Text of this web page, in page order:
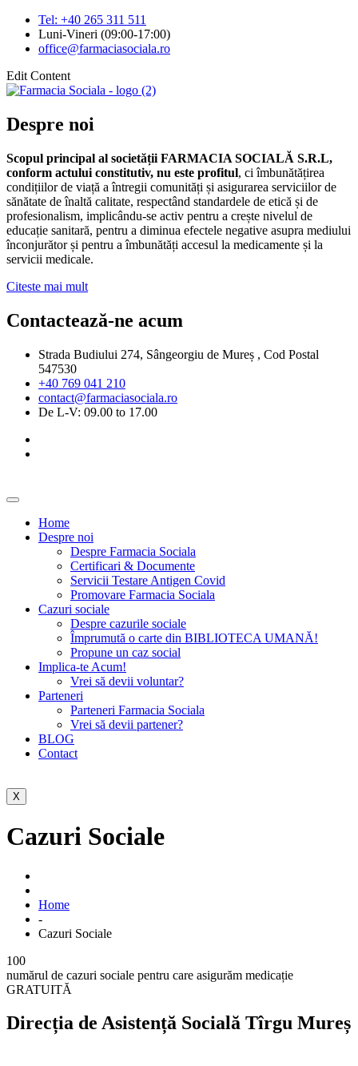
Tel: +40 265 311 511
Luni-Vineri (09:00-17:00)
office@farmaciasociala.ro
Edit Content
Despre noi
Scopul principal al societății FARMACIA SOCIALĂ S.R.L,
conform actului constitutiv, nu este profitul, ci îmbunătățirea
condițiilor de viață a întregii comunități și asigurarea serviciilor de
sănătate de înaltă calitate, respectând standardele de etică și de
profesionalism, implicându-se activ pentru a crește nivelul de
educație sanitară, pentru a diminua efectele negative asupra mediului
înconjurător și pentru a îmbunătăți accesul la medicamente și la
servicii medicale.
Citeste mai mult
Contactează-ne acum
Strada Budiului 274, Sângeorgiu de Mureș , Cod Postal
547530
+40 769 041 210
contact@farmaciasociala.ro
De L-V: 09.00 to 17.00
Home
Despre noi
Despre Farmacia Sociala
Certificari & Documente
Servicii Testare Antigen Covid
Promovare Farmacia Sociala
Cazuri sociale
Despre cazurile sociale
Împrumută o carte din BIBLIOTECA UMANĂ!
Propune un caz social
Implica-te Acum!
Vrei să devii voluntar?
Parteneri
Parteneri Farmacia Sociala
Vrei să devii partener?
BLOG
Contact
X
Cazuri Sociale
Home
-
Cazuri Sociale
100
numărul de cazuri sociale pentru care asigurăm medicație
GRATUITĂ
Direcția de Asistență Socială Tîrgu Mureș